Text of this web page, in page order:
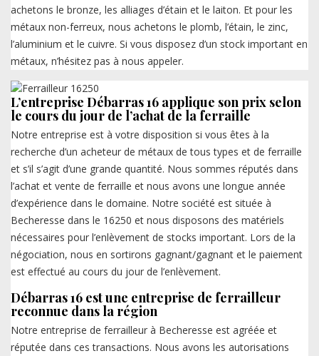
achetons le bronze, les alliages d’étain et le laiton. Et pour les
métaux non-ferreux, nous achetons le plomb, l’étain, le zinc,
l’aluminium et le cuivre. Si vous disposez d’un stock important en
métaux, n’hésitez pas à nous appeler.
L’entreprise Débarras 16 applique son prix selon
le cours du jour de l’achat de la ferraille
Notre entreprise est à votre disposition si vous êtes à la
recherche d’un acheteur de métaux de tous types et de ferraille
et s’il s’agit d’une grande quantité. Nous sommes réputés dans
l’achat et vente de ferraille et nous avons une longue année
d’expérience dans le domaine. Notre société est située à
Becheresse dans le 16250 et nous disposons des matériels
nécessaires pour l’enlèvement de stocks important. Lors de la
négociation, nous en sortirons gagnant/gagnant et le paiement
est effectué au cours du jour de l’enlèvement.
Débarras 16 est une entreprise de ferrailleur
reconnue dans la région
Notre entreprise de ferrailleur à Becheresse est agréée et
réputée dans ces transactions. Nous avons les autorisations